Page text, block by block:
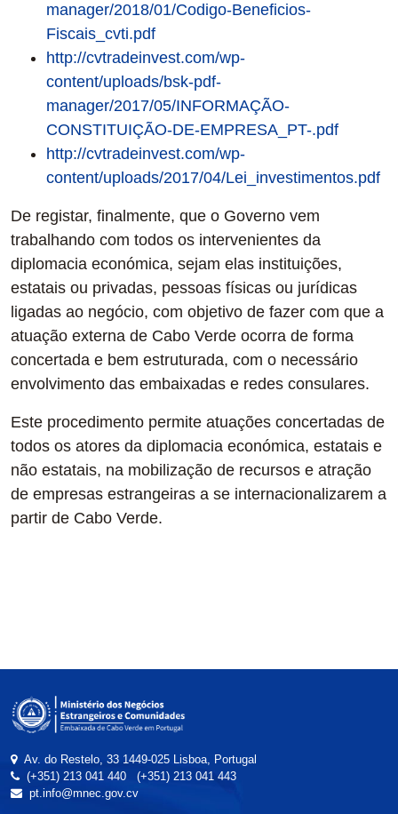
manager/2018/01/Codigo-Beneficios-
Fiscais_cvti.pdf
http://cvtradeinvest.com/wp-
content/uploads/bsk-pdf-
manager/2017/05/INFORMAÇÃO-
CONSTITUIÇÃO-DE-EMPRESA_PT-.pdf
http://cvtradeinvest.com/wp-
content/uploads/2017/04/Lei_investimentos.pdf
De registar, finalmente, que o Governo vem
trabalhando com todos os intervenientes da
diplomacia económica, sejam elas instituições,
estatais ou privadas, pessoas físicas ou jurídicas
ligadas ao negócio, com objetivo de fazer com que a
atuação externa de Cabo Verde ocorra de forma
concertada e bem estruturada, com o necessário
envolvimento das embaixadas e redes consulares.
Este procedimento permite atuações concertadas de
todos os atores da diplomacia económica, estatais e
não estatais, na mobilização de recursos e atração
de empresas estrangeiras a se internacionalizarem a
partir de Cabo Verde.
Av. do Restelo, 33 1449-025 Lisboa, Portugal
(+351) 213 041 440
(+351) 213 041 443
pt.info@mnec.gov.cv